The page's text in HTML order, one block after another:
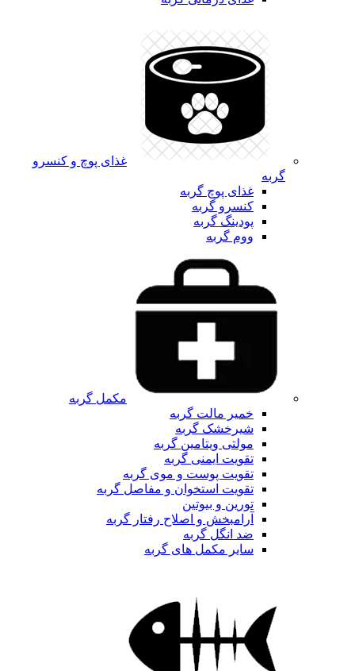
غذای پوچ و کنسرو
گربه
غذای پوچ گربه
کنسرو گربه
پودینگ گربه
ووم گربه
مکمل گربه
خمیر مالت گربه
شیرخشک گربه
مولتی ویتامین گربه
تقویت ایمنی گربه
تقویت پوست و موی گربه
تقویت استخوان و مفاصل گربه
تورین و بیوتین
آرامبخش و اصلاح رفتار گربه
ضد انگل گربه
سایر مکمل های گربه